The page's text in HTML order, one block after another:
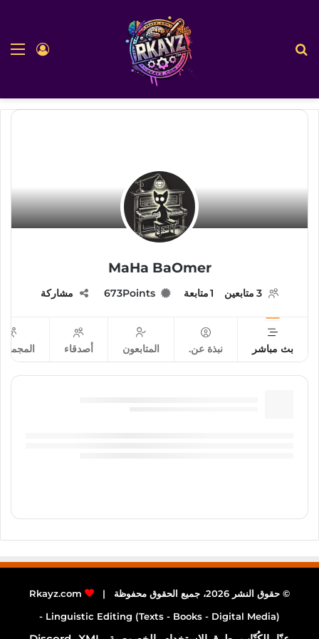
تسجيل
MaHa BaOmer
3 متابعين 1 متابعة 673Points مشاركة
بث مباشر نبذة عن. المتابعون أصدقاء
© حقوق النشر 2026، جميع الحقوق محفوظة |
Rkayz.com
Linguistic Editing (Texts - Books - Digital Media) -